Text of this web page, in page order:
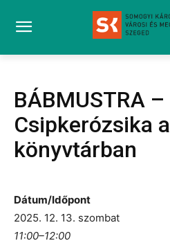
BÁBMUSTRA –
Csipkerózsika a
könyvtárban
Dátum/Időpont
2025. 12. 13. szombat
11:00–12:00